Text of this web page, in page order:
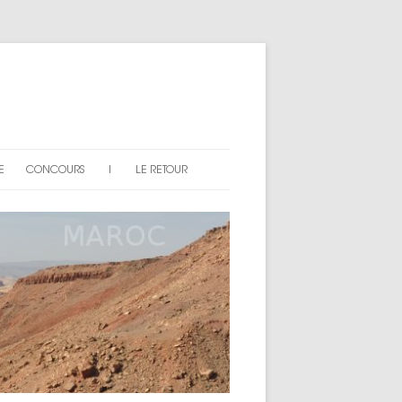
CONCOURS | LE RETOUR